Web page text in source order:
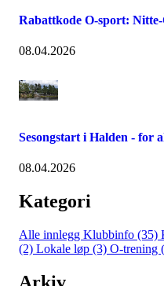
Rabattkode O-sport:
08.04.2026
Sesongstart i Halden - for
08.04.2026
Kategori
Alle innlegg Klubbinfo (35)
(2) Lokale løp (3) O-trening
Arkiv